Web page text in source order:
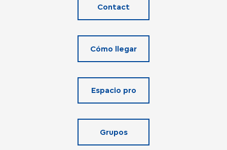
Contact
Cómo llegar
Espacio pro
Grupos